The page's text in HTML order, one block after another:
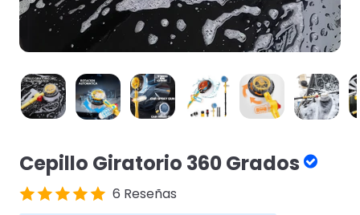
Cepillo Giratorio 360 Grados
6 Reseñas